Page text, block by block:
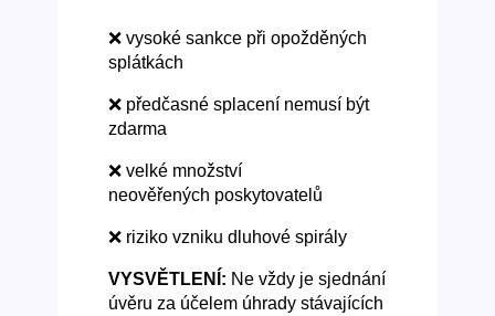
❌ vysoké sankce při opožděných
splátkách
❌ předčasné splacení nemusí být
zdarma
❌ velké množství
neověřených poskytovatelů
❌ riziko vzniku dluhové spirály
VYSVĚTLENÍ: Ne vždy je sjednání
úvěru za účelem úhrady stávajících